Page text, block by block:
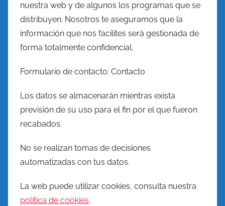
nuestra web y de algunos los programas que se
distribuyen. Nosotros te aseguramos que la
información que nos facilites será gestionada de
forma totalmente confidencial.
Formulario de contacto: Contacto
Los datos se almacenarán mientras exista
previsión de su uso para el fin por el que fueron
recabados.
No se realizan tomas de decisiones
automatizadas con tus datos.
La web puede utilizar cookies, consulta nuestra
política de cookies.